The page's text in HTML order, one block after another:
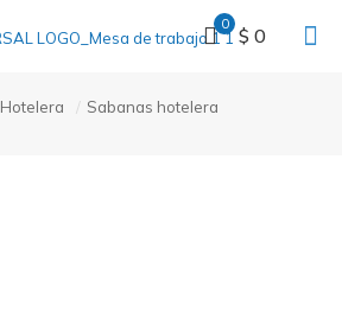
0 $ 0
Hotelera / Sabanas hotelera